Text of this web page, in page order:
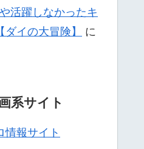
活躍しなかったキ
イの大冒険】
に
系サイト
情報サイト